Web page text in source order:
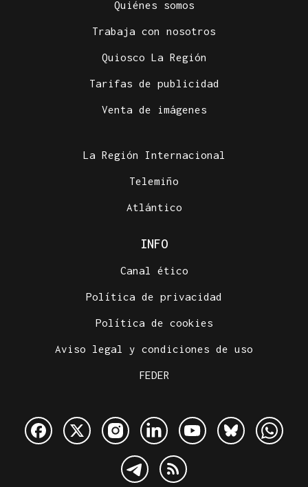
Quiénes somos
Trabaja con nosotros
Quiosco La Región
Tarifas de publicidad
Venta de imágenes
La Región Internacional
Telemiño
Atlántico
INFO
Canal ético
Política de privacidad
Política de cookies
Aviso legal y condiciones de uso
FEDER